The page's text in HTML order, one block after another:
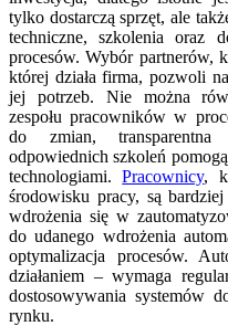
tylko dostarczą sprzęt, ale
techniczne, szkolenia oraz
procesów. Wybór partnerów,
której działa firma, pozwoli
jej potrzeb. Nie można
zespołu pracowników w
do zmian, transparentna
odpowiednich szkoleń
technologiami.Pracownicy,
środowisku pracy, są
wdrożenia się w
do udanego wdrożenia
optymalizacja procesów.
działaniem – wymaga
dostosowywania systemów
rynku.